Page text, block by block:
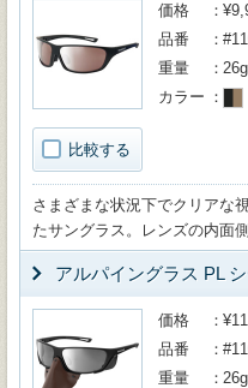
比較する
価格
品番
重量
26g
カラー
さまざまな状況下でクリアな
たサングラス。レンズの内面
アルパイングラス PL
価格
品番
重量